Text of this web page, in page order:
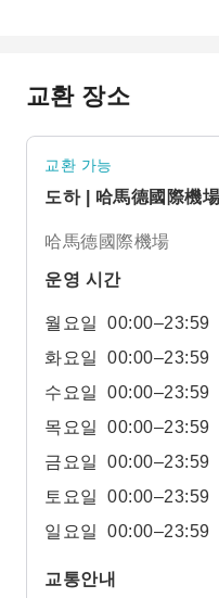
교환 장소
교환 가능
도하 | 哈馬德國際機場
哈馬德國際機場
운영 시간
월요일
00:00–23:59
화요일
00:00–23:59
수요일
00:00–23:59
목요일
00:00–23:59
금요일
00:00–23:59
토요일
00:00–23:59
일요일
00:00–23:59
교통안내